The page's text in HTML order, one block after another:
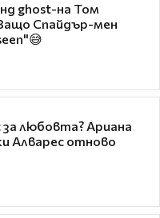
ghost-на Том
Спайдър-мен
любовта? Ариана
Алварес отново